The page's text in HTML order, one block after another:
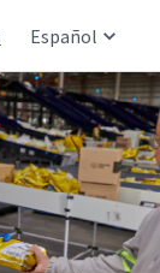
Español